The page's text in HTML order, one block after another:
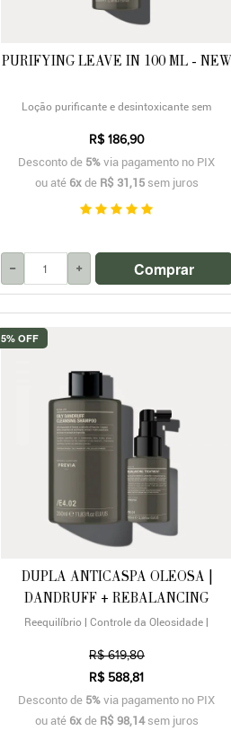
PURIFYING LEAVE IN 100 ML - NEW
Loção purificante e desintoxicante sem
R$ 186,90
Desconto de 5%via pagamento no PIX
ou até 6xde R$ 31,15sem juros
Comprar
5% OFF
DUPLA ANTICASPA OLEOSA |
DANDRUFF + REBALANCING
Reequilíbrio | Controle da Oleosidade |
R$ 619,80
R$ 588,81
Desconto de 5%via pagamento no PIX
ou até 6xde R$ 98,14sem juros